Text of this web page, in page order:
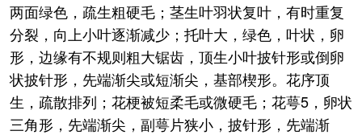
两面绿色，疏生粗硬毛；茎生叶羽状复叶，有时重复
分裂，向上小叶逐渐减少；托叶大，绿色，叶状，卵
形，边缘有不规则粗大锯齿，顶生小叶披针形或倒卵
状披针形，先端渐尖或短渐尖，基部楔形。花序顶
生，疏散排列；花梗被短柔毛或微硬毛；花萼5，卵状
三角形，先端渐尖，副萼片狭小，披针形，先端渐